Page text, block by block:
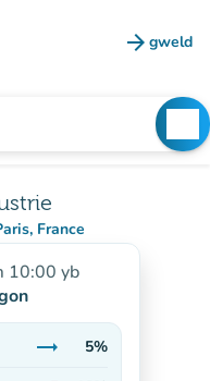
arrow_forward gweld
(tab
France
Maps)
10:00 yb
trending_flat
5%